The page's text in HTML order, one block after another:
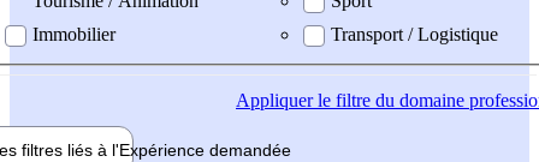
Immobilier
Transport / Logistique
Appliquerle filtre du domaine
filtres liés à l'Expérience demandée